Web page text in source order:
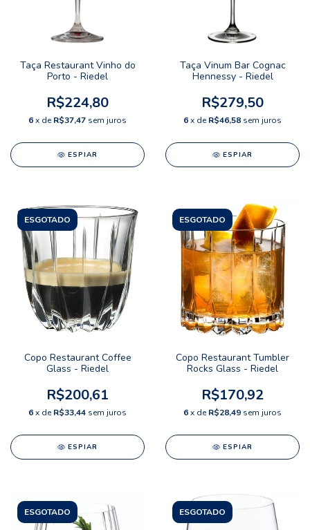
Taça Restaurant Vinho do
Porto - Riedel
R$224,80
6x deR$37,47 sem juros
ESPIAR
Taça Vinum Bar Cognac
Hennessy - Riedel
R$279,50
6x deR$46,58 sem juros
ESPIAR
ESGOTADO
Copo Restaurant Coffee
Glass - Riedel
R$200,61
6x deR$33,44 sem juros
ESPIAR
ESGOTADO
Copo Restaurant Tumbler
Rocks Glass - Riedel
R$170,92
6x deR$28,49 sem juros
ESPIAR
ESGOTADO ESGOTADO